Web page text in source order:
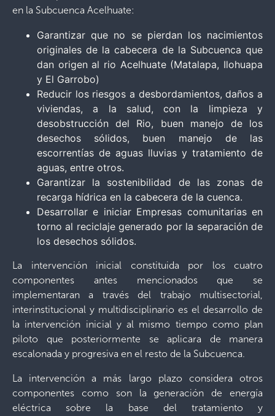
en la Subcuenca Acelhuate:
Garantizar que no se pierdan los nacimientos
originales de la cabecera de la Subcuenca que
dan origen al rio Acelhuate (Matalapa, Ilohuapa
y El Garrobo)
Reducir los riesgos a desbordamientos, daños a
viviendas, a la salud, con la limpieza y
desobstrucción del Rio, buen manejo de los
desechos sólidos, buen manejo de las
escorrentías de aguas lluvias y tratamiento de
aguas, entre otros.
Garantizar la sostenibilidad de las zonas de
recarga hídrica en la cabecera de la cuenca.
Desarrollar e iniciar Empresas comunitarias en
torno al reciclaje generado por la separación de
los desechos sólidos.
La intervención inicial constituida por los cuatro
componentes antes mencionados que se
implementaran a través del trabajo multisectorial,
interinstitucional y multidisciplinario es el desarrollo de
la intervención inicial y al mismo tiempo como plan
piloto que posteriormente se aplicara de manera
escalonada y progresiva en el resto de la Subcuenca.
La intervención a más largo plazo considera otros
componentes como son la generación de energía
eléctrica sobre la base del tratamiento y